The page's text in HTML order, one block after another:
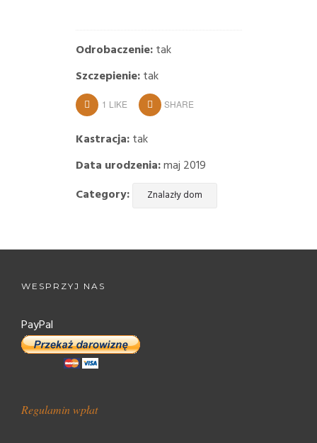
Odrobaczenie:tak
Szczepienie:tak
1 LIKE SHARE
Kastracja:tak
Data urodzenia:maj 2019
Category:
Znalazły dom
WESPRZYJ NAS
PayPal
Regulamin wpłat